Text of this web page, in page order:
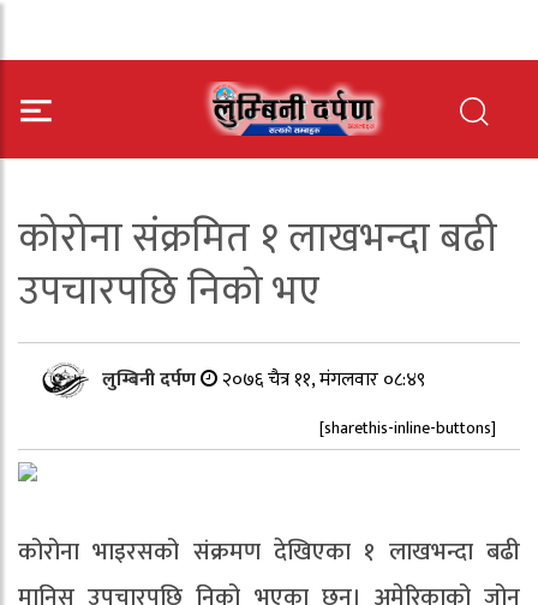
कोरोना संक्रमित १ लाखभन्दा बढी
उपचारपछि निको भए
लुम्बिनी दर्पण २०७६ चैत्र ११, मंगलवार ०८:४९
[sharethis-inline-buttons]
कोरोना भाइरसको संक्रमण देखिएका १ लाखभन्दा बढी